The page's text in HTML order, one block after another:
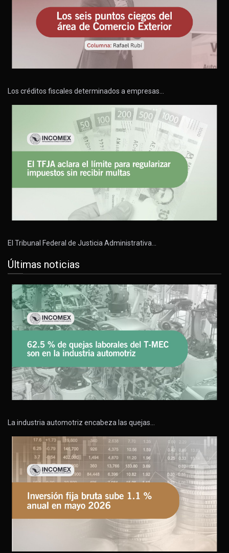
Los créditos fiscales determinados a empresas…
El Tribunal Federal de Justicia Administrativa…
Últimas noticias
La industria automotriz encabeza las quejas…